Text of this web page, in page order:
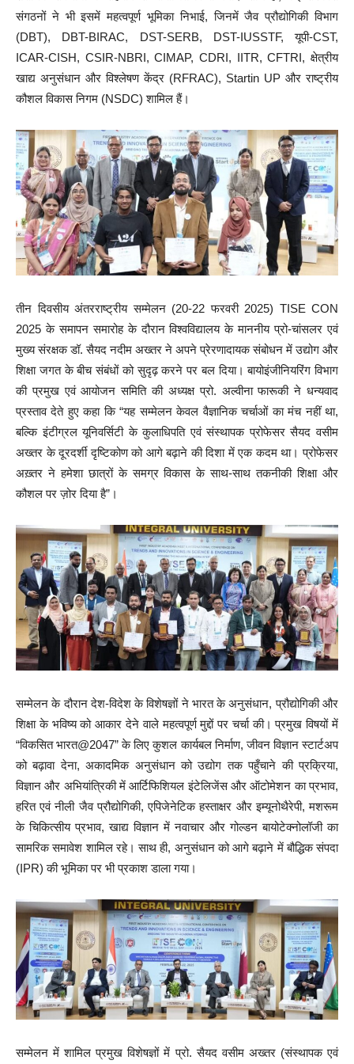
संगठनों ने भी इसमें महत्वपूर्ण भूमिका निभाई, जिनमें जैव प्रौद्योगिकी विभाग
(DBT), DBT-BIRAC, DST-SERB, DST-IUSSTF, यूपी-CST,
ICAR-CISH, CSIR-NBRI, CIMAP, CDRI, IITR, CFTRI, क्षेत्रीय
खाद्य अनुसंधान और विश्लेषण केंद्र (RFRAC), Startin UP और राष्ट्रीय
कौशल विकास निगम (NSDC) शामिल हैं।
तीन दिवसीय अंतरराष्ट्रीय सम्मेलन (20-22 फरवरी 2025) TISE CON
2025 के समापन समारोह के दौरान विश्वविद्यालय के माननीय प्रो-चांसलर एवं
मुख्य संरक्षक डॉ. सैयद नदीम अख्तर ने अपने प्रेरणादायक संबोधन में उद्योग और
शिक्षा जगत के बीच संबंधों को सुदृढ़ करने पर बल दिया। बायोइंजीनियरिंग विभाग
की प्रमुख एवं आयोजन समिति की अध्यक्ष प्रो. अल्वीना फारूकी ने धन्यवाद
प्रस्ताव देते हुए कहा कि “यह सम्मेलन केवल वैज्ञानिक चर्चाओं का मंच नहीं था,
बल्कि इंटीग्रल यूनिवर्सिटी के कुलाधिपति एवं संस्थापक प्रोफेसर सैयद वसीम
अख्तर के दूरदर्शी दृष्टिकोण को आगे बढ़ाने की दिशा में एक कदम था। प्रोफेसर
अख़्तर ने हमेशा छात्रों के समग्र विकास के साथ-साथ तकनीकी शिक्षा और
कौशल पर ज़ोर दिया है”।
सम्मेलन के दौरान देश-विदेश के विशेषज्ञों ने भारत के अनुसंधान, प्रौद्योगिकी और
शिक्षा के भविष्य को आकार देने वाले महत्वपूर्ण मुद्दों पर चर्चा की। प्रमुख विषयों में
“विकसित भारत@2047” के लिए कुशल कार्यबल निर्माण, जीवन विज्ञान स्टार्टअप
को बढ़ावा देना, अकादमिक अनुसंधान को उद्योग तक पहुँचाने की प्रक्रिया,
विज्ञान और अभियांत्रिकी में आर्टिफिशियल इंटेलिजेंस और ऑटोमेशन का प्रभाव,
हरित एवं नीली जैव प्रौद्योगिकी, एपिजेनेटिक हस्ताक्षर और इम्यूनोथैरेपी, मशरूम
के चिकित्सीय प्रभाव, खाद्य विज्ञान में नवाचार और गोल्डन बायोटेक्नोलॉजी का
सामरिक समावेश शामिल रहे। साथ ही, अनुसंधान को आगे बढ़ाने में बौद्धिक संपदा
(IPR) की भूमिका पर भी प्रकाश डाला गया।
सम्मेलन में शामिल प्रमुख विशेषज्ञों में प्रो. सैयद वसीम अख्तर (संस्थापक एवं